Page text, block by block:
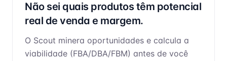
Não sei quais produtos têm potencial
real de venda e margem.
O Scout minera oportunidades e calcula a
viabilidade (FBA/DBA/FBM) antes de você